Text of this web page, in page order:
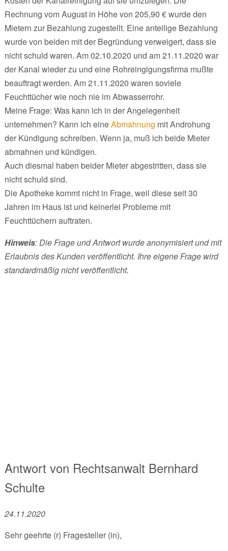
Rechnung vom August in Höhe von 205,90 € wurde den
Mietern zur Bezahlung zugestellt. Eine anteilige Bezahlung
wurde von beiden mit der Begründung verweigert, dass sie
nicht schuld waren. Am 02.10.2020 und am 21.11.2020 war
der Kanal wieder zu und eine Rohreingigungsfirma mußte
beauftragt werden. Am 21.11.2020 waren soviele
Feuchttücher wie noch nie im Abwasserrohr.
Meine Frage: Was kann ich in der Angelegenheit
unternehmen? Kann ich eineAbmahnung mit Androhung
der Kündigung schreiben. Wenn ja, muß ich beide Mieter
abmahnen und kündigen.
Auch diesmal haben beider Mieter abgestritten, dass sie
nicht schuld sind.
Die Apotheke kommt nicht in Frage, weil diese seit 30
Jahren im Haus ist und keinerlei Probleme mit
Feuchttüchern auftraten.
Hinweis: Die Frage und Antwort wurde anonymisiert und mit
Erlaubnis des Kunden veröffentlicht. Ihre eigene Frage wird
standardmäßig nicht veröffentlicht.
Antwort von Rechtsanwalt Bernhard
Schulte
24.11.2020
Sehr geehrte (r) Fragesteller (in),